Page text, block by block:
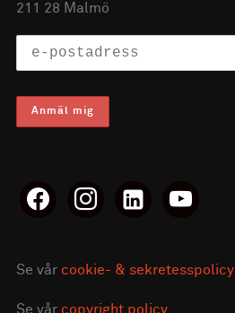
211 28 Malmö
facebookinstagramlinkedin-youtube
Se vår cookie- & sekretesspolicy
Se vår copyright policy